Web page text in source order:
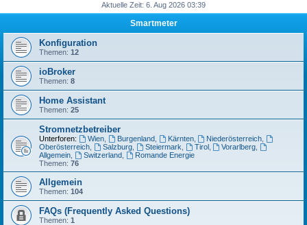
Aktuelle Zeit: 6. Aug 2026 03:39
Smartmeter
Konfiguration
Themen: 12
ioBroker
Themen: 8
Home Assistant
Themen: 25
Stromnetzbetreiber
Unterforen: Wien, Burgenland, Kärnten, Niederösterreich
Oberösterreich
Salzburg, Steiermark Tirol, Vorarlberg
Allgemein
Switzerland,
Romande Energie
Themen: 76
Allgemein
Themen: 104
FAQs (Frequently Asked Questions)
Themen: 1